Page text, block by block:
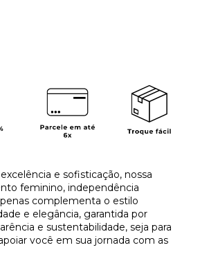
e sofisticação, nossa
feminino, independência
complementa o estilo
e elegância, garantida por
e sustentabilidade, seja para
você em sua jornada com as